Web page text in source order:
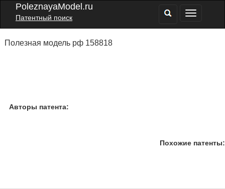
PoleznayaModel.ru
Патентный поиск
Полезная модель рф 158818
Авторы патента:
Похожие патенты: